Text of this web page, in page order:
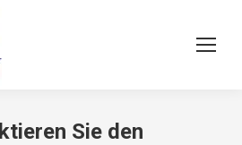
Sie den